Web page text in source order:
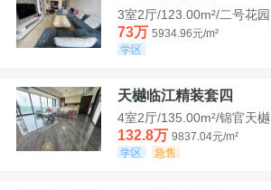
3室2厅/123.00m²/二号花园
73万 5934.96元/m²
学区
天樾临江精装套四
4室2厅/135.00m²/锦官天樾
132.8万 9837.04元/m²
学区
急售